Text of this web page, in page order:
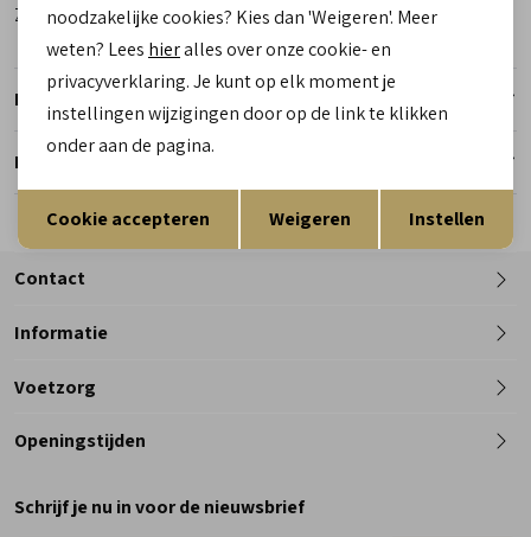
Zool
Rubber
Retourneren
Reserveer en pas in de winkel
Contact
Telefoon
Informatie
Voetzorg
Openingstijden
Dinsdag
Schrijf je nu in voor de nieuwsbrief
Terug Opslaan
noodzakelijke cookies? Kies dan 'Weigeren'. Meer
weten? Lees hieralles over onze cookie- en
privacyverklaring. Je kunt op elk moment je
instellingen wijzigingen door op de link te klikken
onder aan de pagina.
Cookie accepteren Weigeren Instellen